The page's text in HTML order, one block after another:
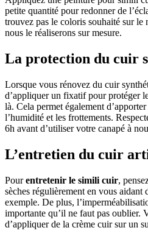
petite quantité pour redonner de
trouvez pas le coloris souhaité sur le
nous le réaliserons sur mesure.
La protection du cuir
Lorsque vous rénovez du cuir
d’appliquer un fixatif pour protéger
là. Cela permet également
l’humidité et les frottements.
6h avant d’utiliser votre canapé à
L’entretien du cuir
Pourentretenir le simili cuir,
sèches régulièrement en vous aidant
exemple. De plus,
importante qu’il ne faut pas oublier.
d’appliquer de la crème cuir sur un